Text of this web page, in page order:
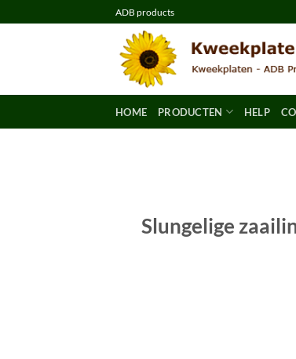
naar
ADB products
HOME PRODUCTEN HELP
Slungelige